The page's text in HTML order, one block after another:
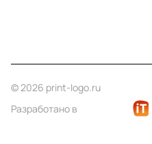
© 2026 print-logo.ru
Разработано в